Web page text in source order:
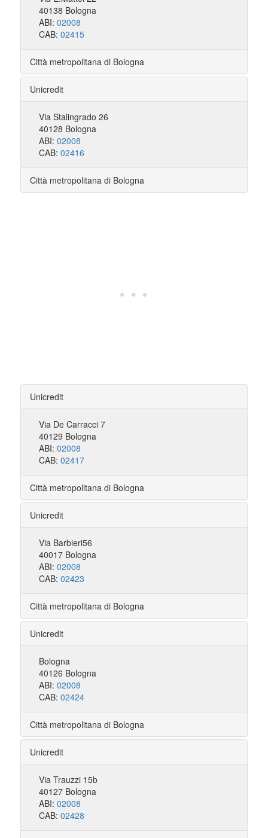
40138 Bologna
ABI: 02008
CAB: 02415
Città metropolitana di Bologna
Unicredit
Via Stalingrado 26
40128 Bologna
ABI: 02008
CAB: 02416
Città metropolitana di Bologna
Unicredit
Via De Carracci 7
40129 Bologna
ABI: 02008
CAB: 02417
Città metropolitana di Bologna
Unicredit
Via Barbieri56
40017 Bologna
ABI: 02008
CAB: 02423
Città metropolitana di Bologna
Unicredit
Bologna
40126 Bologna
ABI: 02008
CAB: 02424
Città metropolitana di Bologna
Unicredit
Via Trauzzi 15b
40127 Bologna
ABI: 02008
CAB: 02428